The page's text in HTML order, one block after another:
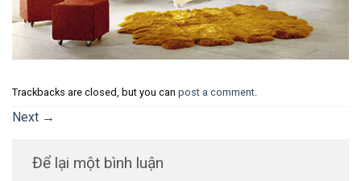
Trackbacks are closed, but you can post a comment
Next →
Để lại một bình luận